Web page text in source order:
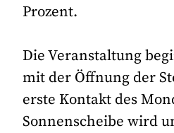
Prozent.
Die Veranstaltung
mit der Öffnung der
erste Kontakt des
Sonnenscheibe wird